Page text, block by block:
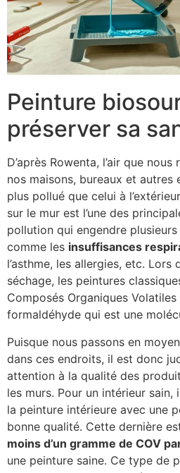
Peinture
préserver sa
D’après Rowenta, l’air que
nos maisons, bureaux et
plus pollué que celui à
sur le mur est l’une des
pollution qui engendre
comme les insuffisances
l’asthme, les allergies, etc. Lors
séchage, les peintures
Composés Organiques
formaldéhyde qui est une
Puisque nous passons en
dans ces endroits, il est donc
attention à la qualité des
les murs. Pour un intérieur
la peinture intérieure avec une
bonne qualité. Cette dernière
moins d’un gramme de COV
une peinture saine. Ce type de